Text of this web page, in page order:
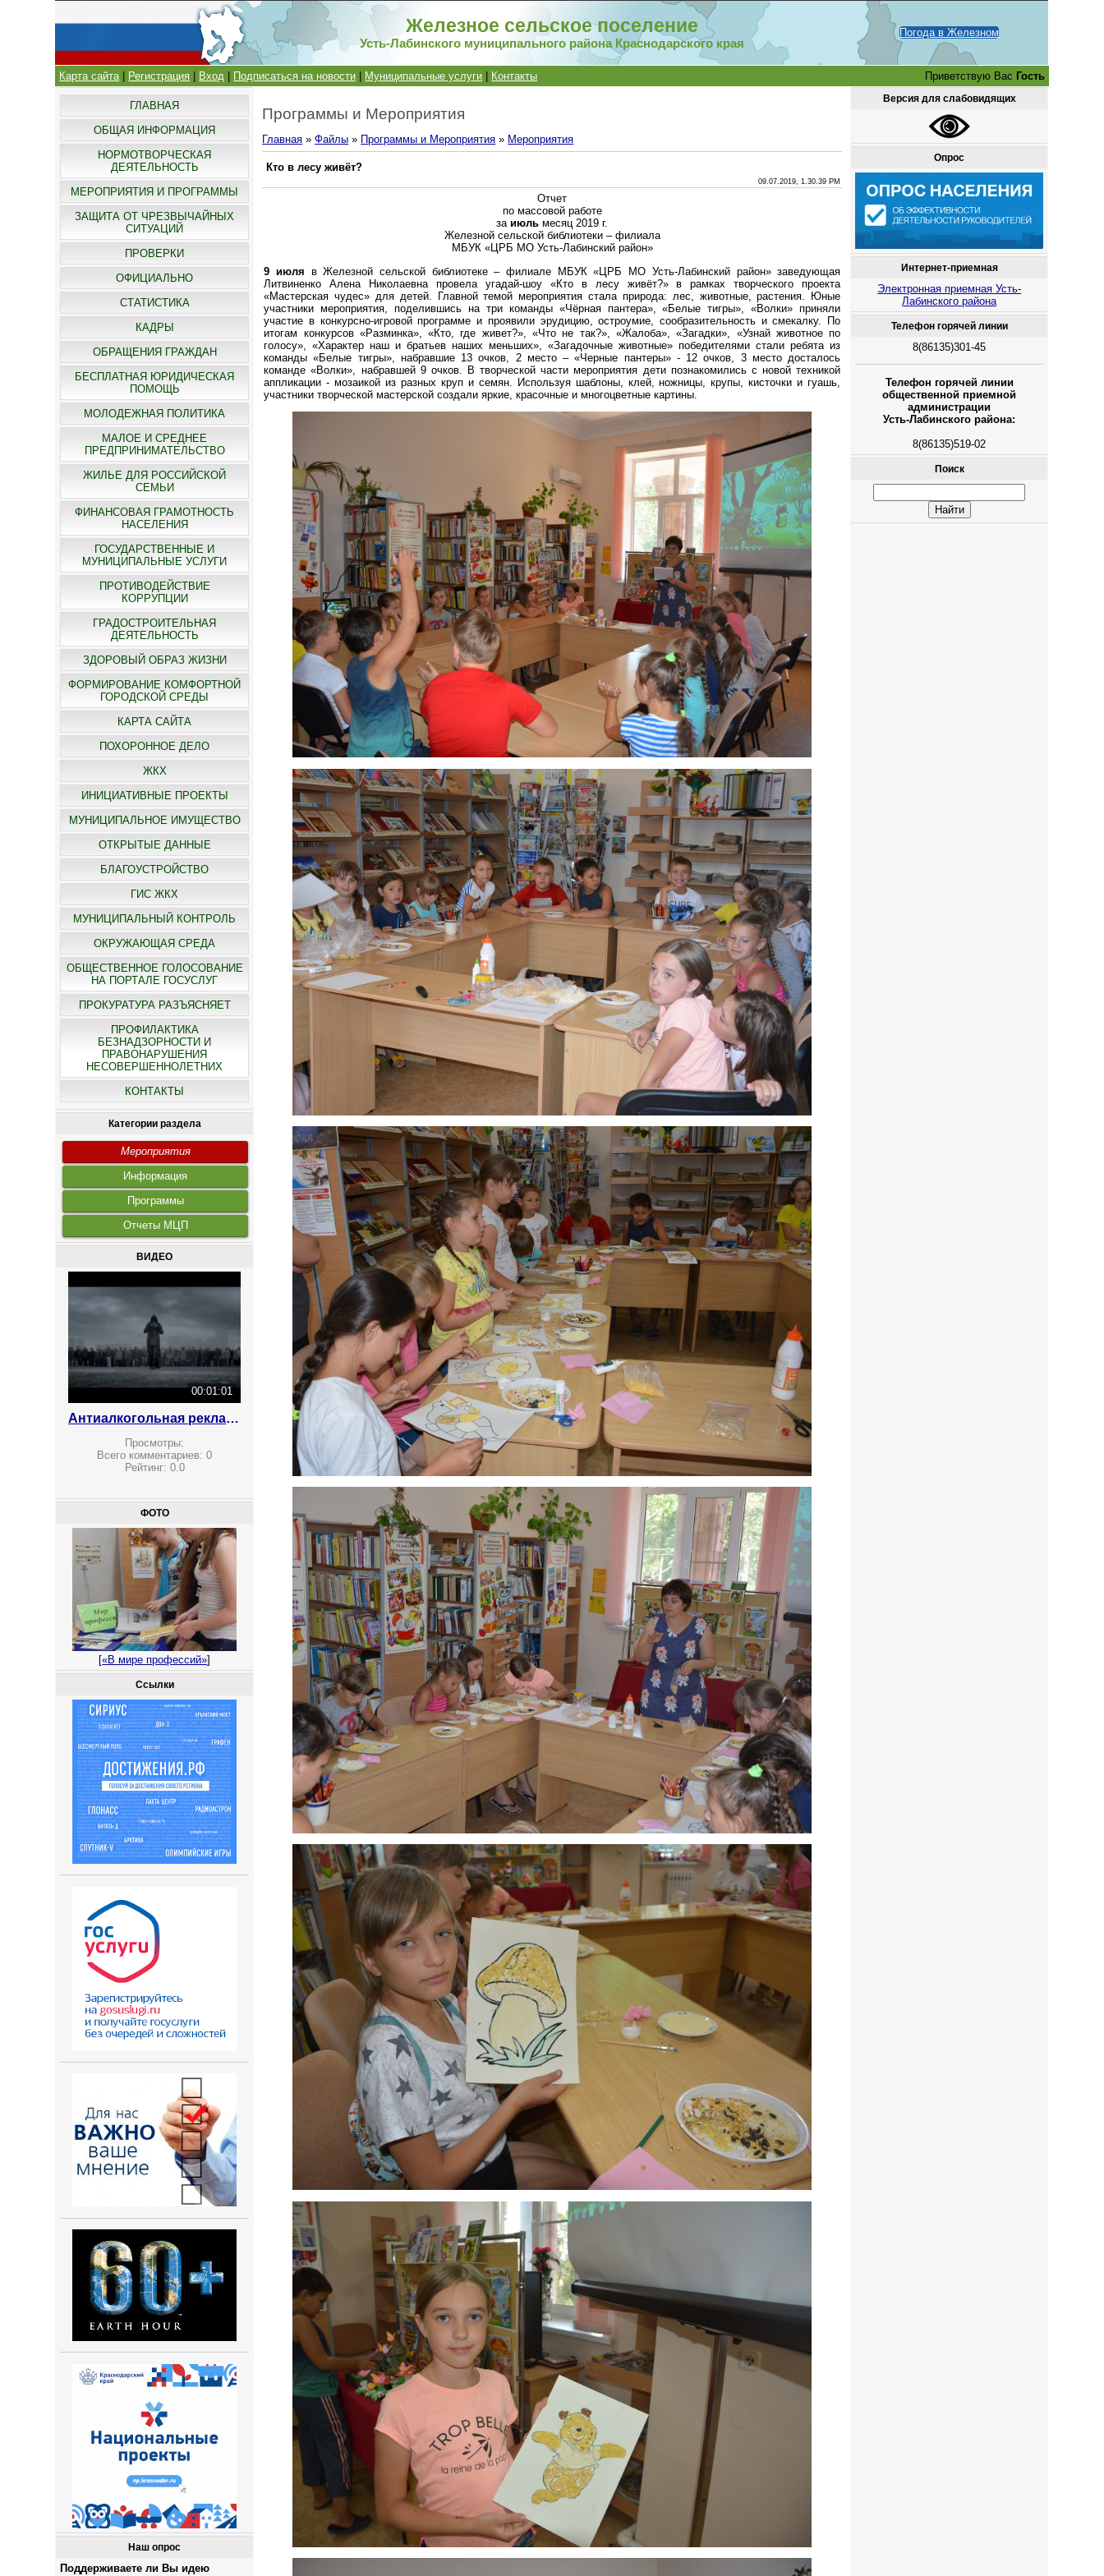
Железное сельское поселение
Усть-Лабинского муниципального района Краснодарского края
Погода в Железном
Карта сайта| Регистрация Вход Подписаться на новости Муниципальные услуги Контакты Приветствую Вас Гость
ГЛАВНАЯ
ОБЩАЯ ИНФОРМАЦИЯ
НОРМОТВОРЧЕСКАЯ
ДЕЯТЕЛЬНОСТЬ
МЕРОПРИЯТИЯ И ПРОГРАММЫ
ЗАЩИТА ОТ ЧРЕЗВЫЧАЙНЫХ
СИТУАЦИЙ
ПРОВЕРКИ
ОФИЦИАЛЬНО
СТАТИСТИКА
КАДРЫ
ОБРАЩЕНИЯ ГРАЖДАН
БЕСПЛАТНАЯ ЮРИДИЧЕСКАЯ
ПОМОЩЬ
МОЛОДЕЖНАЯ ПОЛИТИКА
МАЛОЕ И СРЕДНЕЕ
ПРЕДПРИНИМАТЕЛЬСТВО
ЖИЛЬЕ ДЛЯ РОССИЙСКОЙ
СЕМЬИ
ФИНАНСОВАЯ ГРАМОТНОСТЬ
НАСЕЛЕНИЯ
ГОСУДАРСТВЕННЫЕ И
МУНИЦИПАЛЬНЫЕ УСЛУГИ
ПРОТИВОДЕЙСТВИЕ
КОРРУПЦИИ
ГРАДОСТРОИТЕЛЬНАЯ
ДЕЯТЕЛЬНОСТЬ
ЗДОРОВЫЙ ОБРАЗ ЖИЗНИ
ФОРМИРОВАНИЕ КОМФОРТНОЙ
ГОРОДСКОЙ СРЕДЫ
КАРТА САЙТА
ПОХОРОННОЕ ДЕЛО
ЖКХ
ИНИЦИАТИВНЫЕ ПРОЕКТЫ
МУНИЦИПАЛЬНОЕ ИМУЩЕСТВО
ОТКРЫТЫЕ ДАННЫЕ
БЛАГОУСТРОЙСТВО
ГИС ЖКХ
МУНИЦИПАЛЬНЫЙ КОНТРОЛЬ
ОКРУЖАЮЩАЯ СРЕДА
ОБЩЕСТВЕННОЕ ГОЛОСОВАНИЕ
НА ПОРТАЛЕ ГОСУСЛУГ
ПРОКУРАТУРА РАЗЪЯСНЯЕТ
ПРОФИЛАКТИКА
БЕЗНАДЗОРНОСТИ И
ПРАВОНАРУШЕНИЯ
НЕСОВЕРШЕННОЛЕТНИХ
КОНТАКТЫ
Категории раздела
Мероприятия
Информация
Программы
Отчеты МЦП
ВИДЕО
00:01:01
Антиалкогольная реклама
Просмотры:
Всего комментариев:0
Рейтинг: 0.0
ФОТО
[«В мире профессий»]
Ссылки
Наш опрос
Поддерживаете ли Вы идею
Программы и Мероприятия
Главная »Файлы » Программы и Мероприятия » Мероприятия
Кто в лесу живёт?
09.07.2019, 1.30.39 PM
Отчет
по массовой работе
заиюль месяц 2019 г.
Железной сельской библиотеки – филиала
МБУК «ЦРБ МО Усть-Лабинский район»
9 июля в Железной сельской библиотеке – филиале МБУК «ЦРБ МО Усть-Лабинский район» заведующая
Литвиненко Алена Николаевна провела угадай-шоу «Кто в лесу живёт?» в рамках творческого проекта
«Мастерская чудес» для детей. Главной темой мероприятия стала природа: лес, животные, растения. Юные
участники мероприятия, поделившись на три команды «Чёрная пантера», «Белые тигры», «Волки» приняли
участие в конкурсно-игровой программе и проявили эрудицию, остроумие, сообразительность и смекалку. По
итогам конкурсов «Разминка», «Кто, где живет?», «Что не так?», «Жалоба», «Загадки», «Узнай животное по
голосу», «Характер наш и братьев наших меньших», «Загадочные животные» победителями стали ребята из
команды «Белые тигры», набравшие 13 очков, 2 место – «Черные пантеры» - 12 очков, 3 место досталось
команде «Волки», набравшей 9 очков. В творческой части мероприятия дети познакомились с новой техникой
аппликации - мозаикой из разных круп и семян. Используя шаблоны, клей, ножницы, крупы, кисточки и гуашь,
участники творческой мастерской создали яркие, красочные и многоцветные картины.
Версия для слабовидящих
Опрос
Интернет-приемная
Электронная приемная Усть-
Лабинского района
Телефон горячей линии
8(86135)301-45
Телефон горячей линии
общественной приемной
администрации
Усть-Лабинского района:
8(86135)519-02
Поиск